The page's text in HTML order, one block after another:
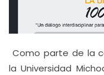
Como parte de la
la Universidad